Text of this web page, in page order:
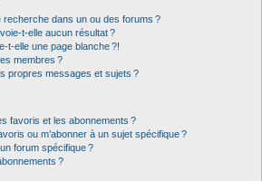
dans un ou des forums ?
t-elle aucun résultat ?
t-elle une page blanche ?!
membres ?
propres messages et sujets ?
favoris et les abonnements ?
ou m’abonner à un sujet spécifique ?
forum spécifique ?
?